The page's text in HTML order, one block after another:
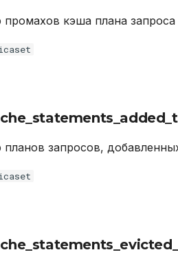
кэша плана запроса
запросов,